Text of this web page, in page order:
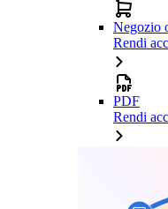
Negozio
Rendi
PDF
Rendi